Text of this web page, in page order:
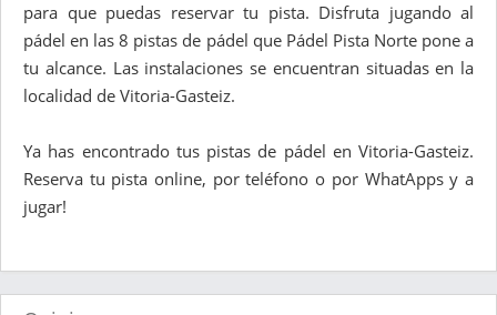
para que puedas reservar tu pista. Disfruta jugando al
pádel en las 8 pistas de pádel que Pádel Pista Norte pone a
tu alcance. Las instalaciones se encuentran situadas en la
localidad de Vitoria-Gasteiz.
Ya has encontrado tus pistas de pádel en Vitoria-Gasteiz.
Reserva tu pista online, por teléfono o por WhatApps y a
jugar!